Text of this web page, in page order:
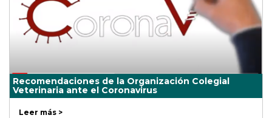
Recomendaciones de la Organización Colegial
Veterinaria ante el Coronavirus
Leer más >